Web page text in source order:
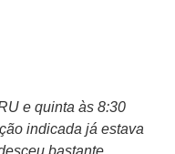
e quinta às 8:30
indicada já estava
bastante